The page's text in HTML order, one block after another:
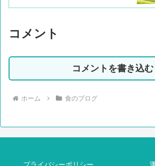
コメント
コメントを書き込む
ホーム 食のブログ